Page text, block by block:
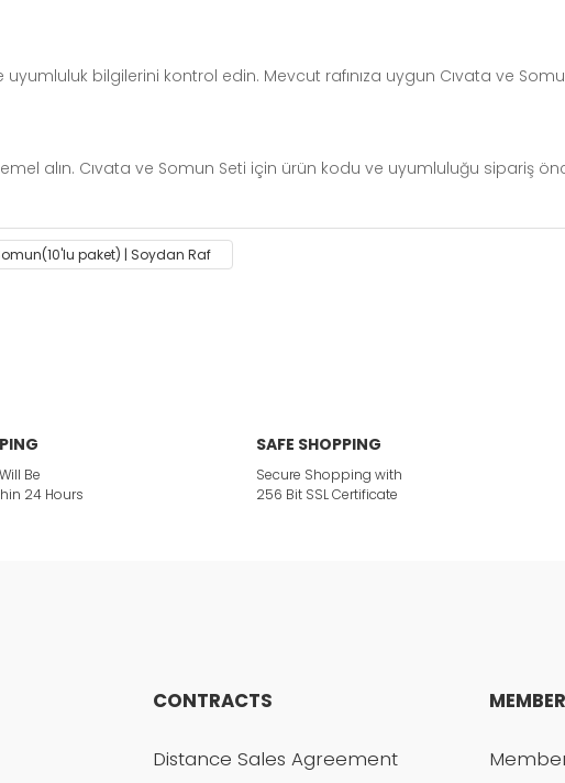
bilgilerini kontrol edin. Mevcut rafınıza uygun Cıvata ve
alın. Cıvata ve Somun Seti için ürün kodu ve uyumluluğu sipariş
first to comment on this product!
paket) | Soydan Raf
Be
24 Hours
SAFE SHOPPING
Secure Shopping with
256 Bit SSL Certificate
CONTRACTS
Distance Sales Agreement